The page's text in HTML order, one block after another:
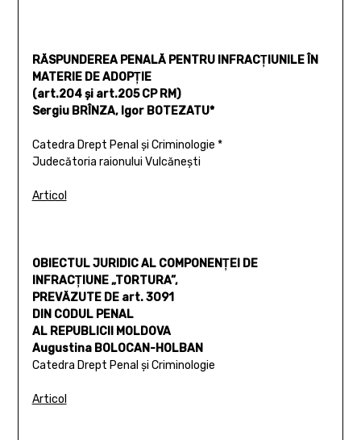
RĂSPUNDEREA PENALĂ PENTRU INFRACŢIUNILE ÎN
MATERIE DE ADOPŢIE
(art.204 şi art.205 CP RM)
Sergiu BRÎNZA, Igor BOTEZATU*
Catedra Drept Penal şi Criminologie *
Judecătoria raionului Vulcăneşti
Articol
OBIECTUL JURIDIC AL COMPONENŢEI DE
INFRACŢIUNE „TORTURA”,
PREVĂZUTE DE art. 3091
DIN CODUL PENAL
AL REPUBLICII MOLDOVA
Augustina BOLOCAN-HOLBAN
Catedra Drept Penal şi Criminologie
Articol